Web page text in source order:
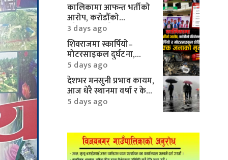
कालिकामा आफन्त भर्तीको
आरोप, करोडौँको
परियोजनामाथि गम्भीर प्रश्न
3 days ago
शिवराजमा स्कार्पियो–
मोटरसाइकल दुर्घटना,
एकको मृत्यु
5 days ago
देशभर मनसुनी प्रभाव कायम,
आज धेरै स्थानमा वर्षा र केही
क्षेत्रमा भारी वर्षाको
5 days ago